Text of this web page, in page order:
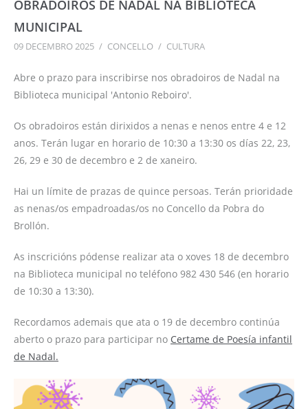
OBRADOIROS DE NADAL NA BIBLIOTECA
MUNICIPAL
09 DECEMBRO 2025 / CONCELLO / CULTURA
Abre o prazo para inscribirse nos obradoiros de Nadal na
Biblioteca municipal 'Antonio Reboiro'.
Os obradoiros están dirixidos a nenas e nenos entre 4 e 12
anos. Terán lugar en horario de 10:30 a 13:30 os días 22, 23,
26, 29 e 30 de decembro e 2 de xaneiro.
Hai un límite de prazas de quince persoas. Terán prioridade
as nenas/os empadroadas/os no Concello da Pobra do
Brollón.
As inscricións pódense realizar ata o xoves 18 de decembro
na Biblioteca municipal no teléfono 982 430 546 (en horario
de 10:30 a 13:30).
Recordamos ademais que ata o 19 de decembro continúa
aberto o prazo para participar no Certame de Poesía infantil
de Nadal.